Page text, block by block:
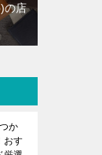
の店
か
おす